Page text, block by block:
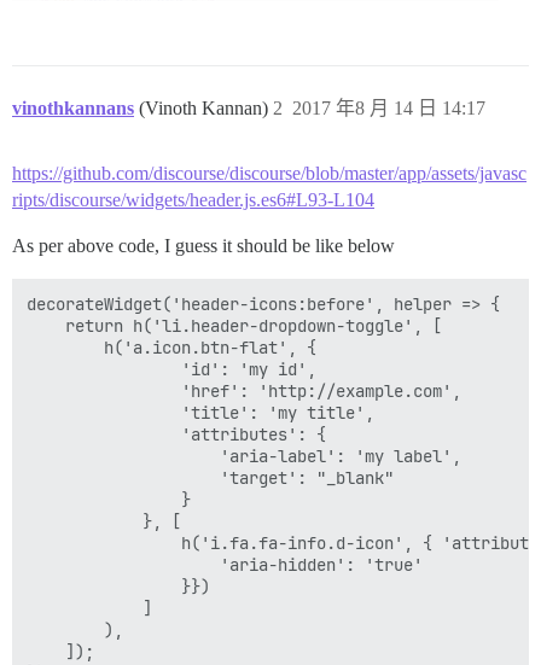
vinothkannans (Vinoth Kannan) 2017 年8 月 14 日 14:17
2
https://github.com/discourse/discourse/blob/master/app/assets/javasc
ripts/discourse/widgets/header.js.es6#L93-L104
As per above code, I guess it should be like below
decorateWidget('header-icons:before', helper => {
    return h('li.header-dropdown-toggle', [
        h('a.icon.btn-flat', {
                'id': 'my id',
                'href': 'http://example.com',
                'title': 'my title',
                'attributes': {
                    'aria-label': 'my label',
                    'target': "_blank"
                }
            }, [
h('i.fa.fa-info.d-icon', {
                    'aria-hidden': 'true'
                }})
            ]
        ),
    ]);